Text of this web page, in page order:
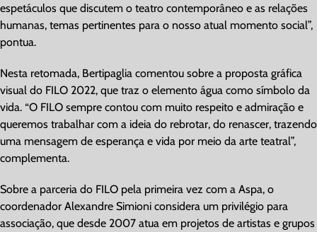
espetáculos que discutem o teatro contemporâneo e as relações
humanas, temas pertinentes para o nosso atual momento social”,
pontua.
Nesta retomada, Bertipaglia comentou sobre a proposta gráfica
visual do FILO 2022, que traz o elemento água como símbolo da
vida. “O FILO sempre contou com muito respeito e admiração e
queremos trabalhar com a ideia do rebrotar, do renascer, trazendo
uma mensagem de esperança e vida por meio da arte teatral”,
complementa.
Sobre a parceria do FILO pela primeira vez com a Aspa, o
coordenador Alexandre Simioni considera um privilégio para
associação, que desde 2007 atua em projetos de artistas e grupos